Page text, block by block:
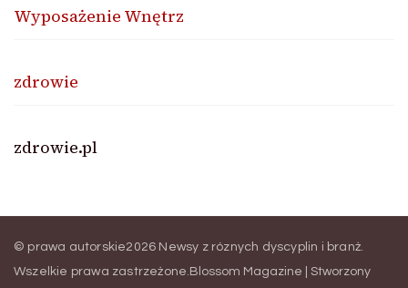
Wyposażenie Wnętrz
zdrowie
zdrowie.pl
© prawa autorskie2026 Newsy z róznych dyscyplin i branż.
Wszelkie prawa zastrzeżone. Blossom Magazine | Stworzony